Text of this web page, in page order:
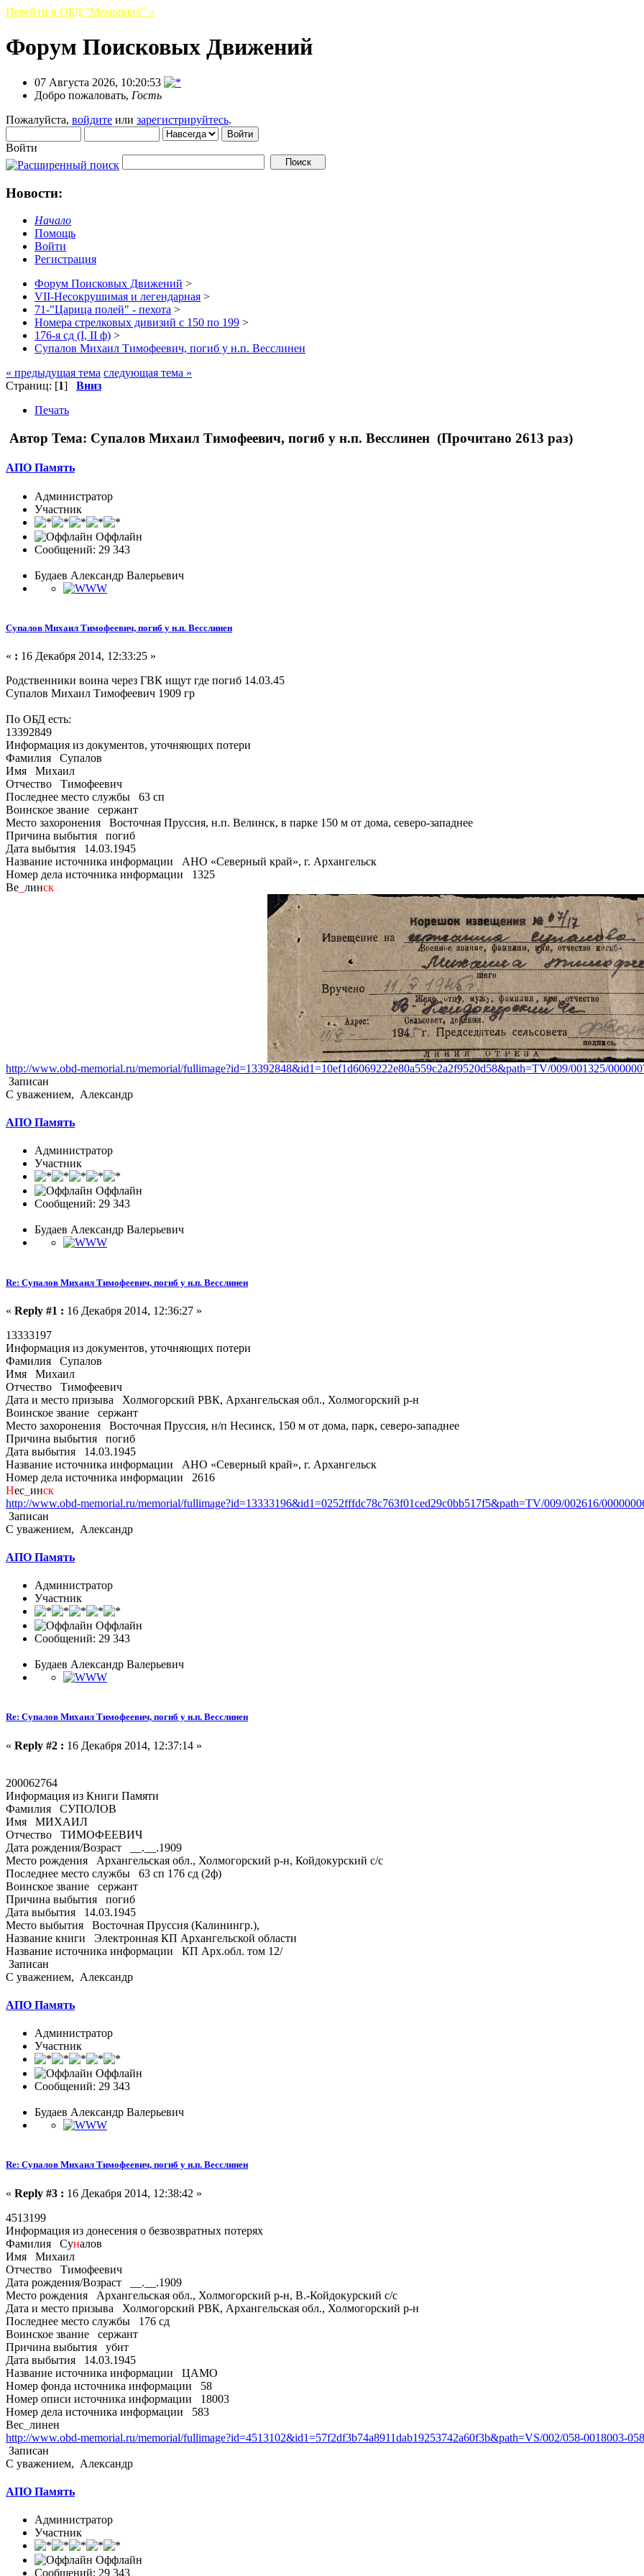
Перейти в ОБД "Мемориал" »
Форум Поисковых Движений
07 Августа 2026, 10:20:53
Добро пожаловать, Гость
Пожалуйста, войдите или зарегистрируйтесь.
Войти
Новости:
Начало
Помощь
Войти
Регистрация
Форум Поисковых Движений >
VII-Несокрушимая и легендарная >
71-"Царица полей" - пехота >
Номера стрелковых дивизий с 150 по 199 >
176-я сд (I, II ф) >
Супалов Михаил Тимофеевич, погиб у н.п. Весслинен
« предыдущая тема следующая тема »
Страниц: [1] Вниз
Печать
Автор Тема: Супалов Михаил Тимофеевич, погиб у н.п. Весслинен (Прочитано 2613 раз)
АПО Память
Администратор
Участник
Оффлайн
Сообщений: 29 343
Будаев Александр Валерьевич
Супалов Михаил Тимофеевич, погиб у н.п. Весслинен
« : 16 Декабря 2014, 12:33:25 »
Родственники воина через ГВК ищут где погиб 14.03.45
Супалов Михаил Тимофеевич 1909 гр
По ОБД есть:
13392849
Информация из документов, уточняющих потери
Фамилия Супалов
Имя Михаил
Отчество Тимофеевич
Последнее место службы 63 сп
Воинское звание сержант
Место захоронения Восточная Пруссия, н.п. Велинск, в парке 150 м от дома, северо-западнее
Причина выбытия погиб
Дата выбытия 14.03.1945
Название источника информации АНО «Северный край», г. Архангельск
Номер дела источника информации 1325
Ве линск
http://www.obd-memorial.ru/memorial/fullimage?id=13392848&id1=10ef1d6069222e80a559c2a2f9520d58&path=TV/009/001325/
Записан
С уважением, Александр
АПО Память
Администратор
Участник
Оффлайн
Сообщений: 29 343
Будаев Александр Валерьевич
Re: Супалов Михаил Тимофеевич, погиб у н.п. Весслинен
« Reply #1 : 16 Декабря 2014, 12:36:27 »
13333197
Информация из документов, уточняющих потери
Фамилия Супалов
Имя Михаил
Отчество Тимофеевич
Дата и место призыва Холмогорский РВК, Архангельская обл., Холмогорский р-н
Воинское звание сержант
Место захоронения Восточная Пруссия, н/п Несинск, 150 м от дома, парк, северо-западнее
Причина выбытия погиб
Дата выбытия 14.03.1945
Название источника информации АНО «Северный край», г. Архангельск
Номер дела источника информации 2616
Нес инск
http://www.obd-memorial.ru/memorial/fullimage?id=13333196&id1=0252fffdc78c763f01ced29c0bb517f5&path=TV/009/002616/
Записан
С уважением, Александр
АПО Память
Администратор
Участник
Оффлайн
Сообщений: 29 343
Будаев Александр Валерьевич
Re: Супалов Михаил Тимофеевич, погиб у н.п. Весслинен
« Reply #2 : 16 Декабря 2014, 12:37:14 »
200062764
Информация из Книги Памяти
Фамилия СУПОЛОВ
Имя МИХАИЛ
Отчество ТИМОФЕЕВИЧ
Дата рождения/Возраст __.__.1909
Место рождения Архангельская обл., Холмогорский р-н, Койдокурский с/с
Последнее место службы 63 сп 176 сд (2ф)
Воинское звание сержант
Причина выбытия погиб
Дата выбытия 14.03.1945
Место выбытия Восточная Пруссия (Калинингр.),
Название книги Электронная КП Архангельской области
Название источника информации КП Арх.обл. том 12/
Записан
С уважением, Александр
АПО Память
Администратор
Участник
Оффлайн
Сообщений: 29 343
Будаев Александр Валерьевич
Re: Супалов Михаил Тимофеевич, погиб у н.п. Весслинен
« Reply #3 : 16 Декабря 2014, 12:38:42 »
4513199
Информация из донесения о безвозвратных потерях
Фамилия Суналов
Имя Михаил
Отчество Тимофеевич
Дата рождения/Возраст __.__.1909
Место рождения Архангельская обл., Холмогорский р-н, В.-Койдокурский с/с
Дата и место призыва Холмогорский РВК, Архангельская обл., Холмогорский р-н
Последнее место службы 176 сд
Воинское звание сержант
Причина выбытия убит
Дата выбытия 14.03.1945
Название источника информации ЦАМО
Номер фонда источника информации 58
Номер описи источника информации 18003
Номер дела источника информации 583
Вес линен
http://www.obd-memorial.ru/memorial/fullimage?id=4513102&id1=57f2df3b74a8911dab19253742a60f3b&path=VS/002/058-0018003-
Записан
С уважением, Александр
АПО Память
Администратор
Участник
Оффлайн
Сообщений: 29 343